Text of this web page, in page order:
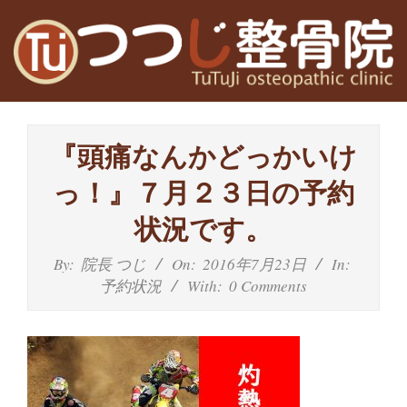
content
高
の
整
『頭痛なんかどっかいけ
っ！』７月２３日の予約
状況です。
By: 院長 つじ On: 2016年7月23日
In:
予約状況
With: 0 Comments